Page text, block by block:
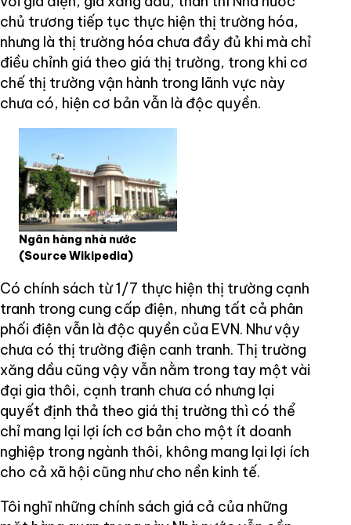
chủ trương tiếp tục thực hiện thị trường hóa,
nhưng là thị trường hóa chưa đầy đủ khi mà chỉ
điều chỉnh giá theo giá thị trường, trong khi cơ
chế thị trường vận hành trong lãnh vực này
chưa có, hiện cơ bản vẫn là độc quyền.
Ngân hàng nhà nước
(Source Wikipedia)
Có chính sách từ 1/7 thực hiện thị trường cạnh
tranh trong cung cấp điện, nhưng tất cả phân
phối điện vẫn là độc quyền của EVN. Như vậy
chưa có thị trường điện canh tranh. Thị trường
xăng dầu cũng vậy vẫn nằm trong tay một vài
đại gia thôi, cạnh tranh chưa có nhưng lại
quyết định thả theo giá thị trường thì có thể
chỉ mang lại lợi ích cơ bản cho một ít doanh
nghiệp trong ngành thôi, không mang lại lợi ích
cho cả xã hội cũng như cho nền kinh tế.
Tôi nghĩ những chính sách giá cả của những